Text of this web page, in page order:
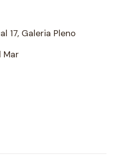
17, Galeria Pleno
Mar